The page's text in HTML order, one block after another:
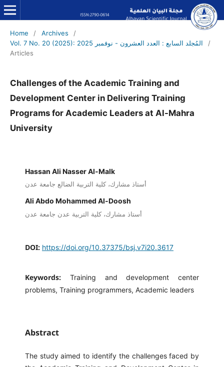
Home / Archives
/
Vol. 7 No. 20 (2025): المُجلد السابع : العدد العشرون - نوفمبر 2025
/
Articles
Challenges of the Academic Training and
Development Center in Delivering Training
Programs for Academic Leaders at Al-Mahra
University
Hassan Ali Nasser Al-Malk
أستاذ مشارك، كلية التربية الضالع جامعة عدن
Ali Abdo Mohammed Al-Doosh
أستاذ مشارك، كلية التربية عدن جامعة عدن
DOI: https://doi.org/10.37375/bsj.v7i20.3617
Keywords: Training and development center
problems, Training programmers, Academic leaders
Abstract
The study aimed to identify the challenges faced by